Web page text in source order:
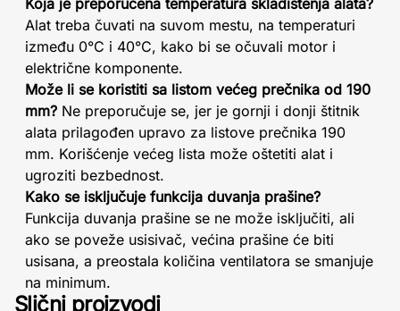
Alat treba čuvati na suvom mestu, na temperaturi
između 0°C i 40°C, kako bi se očuvali motor i
električne komponente.
Može li se koristiti sa listom većeg prečnika od 190
mm? Ne preporučuje se, jer je gornji i donji štitnik
alata prilagođen upravo za listove prečnika 190
mm. Korišćenje većeg lista može oštetiti alat i
ugroziti bezbednost.
Kako se isključuje funkcija duvanja prašine?
Funkcija duvanja prašine se ne može isključiti, ali
ako se poveže usisivač, većina prašine će biti
usisana, a preostala količina ventilatora se smanjuje
na minimum.
Slični proizvodi